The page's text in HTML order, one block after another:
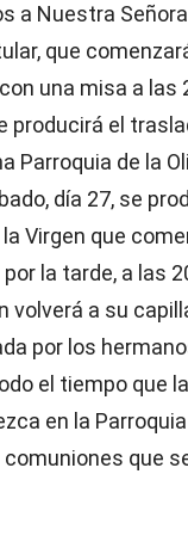
a Nuestra
que
una misa a las
producirá el
Parroquia de la
día 27, se
Virgen que
la tarde, a las
volverá a su
por los
el tiempo que
en la
que